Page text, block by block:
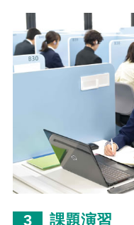
3 課題演習